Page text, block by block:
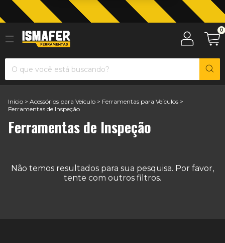
0
Início > Acessórios para Veículo > Ferramentas para Veículos >
Ferramentas de Inspeção
Ferramentas de Inspeção
Não temos resultados para sua pesquisa. Por favor,
tente com outros filtros.